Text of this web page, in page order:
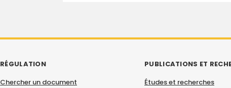
RÉGULATION
Chercher un document
PUBLICATIONS ET
Études et recherches